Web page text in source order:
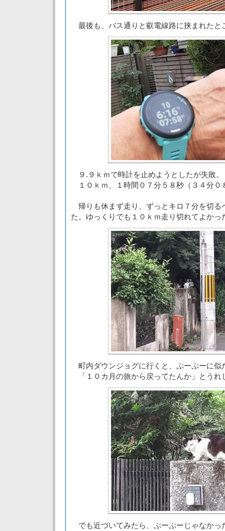
最後も、バス通りと叡電線路に挟まれたと
９.９ｋｍで時計を止めようとしたが失敗。
１０ｋｍ、１時間０７分５８秒（３４分０
帰りも休まず走り、ずっとキロ７分を切る
た。ゆっくりでも１０ｋｍ走り切れてよかっ
町内ダウンジョグに行くと、ぷーぷーに似
「１０カ月の旅から戻ってたんか」とうれ
でも近づいてみたら、ぷーぷーじゃなかっ